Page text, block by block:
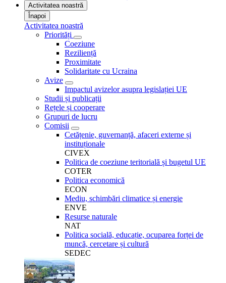
Activitatea noastră
Înapoi
Activitatea noastră
Priorități
Coeziune
Reziliență
Proximitate
Solidaritate cu Ucraina
Avize
Impactul avizelor asupra legislației UE
Studii și publicații
Rețele și cooperare
Grupuri de lucru
Comisii
Cetățenie, guvernanță, afaceri externe și
instituționale
CIVEX
Politica de coeziune teritorială și bugetul UE
COTER
Politica economică
ECON
Mediu, schimbări climatice și energie
ENVE
Resurse naturale
NAT
Politica socială, educație, ocuparea forței de
muncă, cercetare și cultură
SEDEC